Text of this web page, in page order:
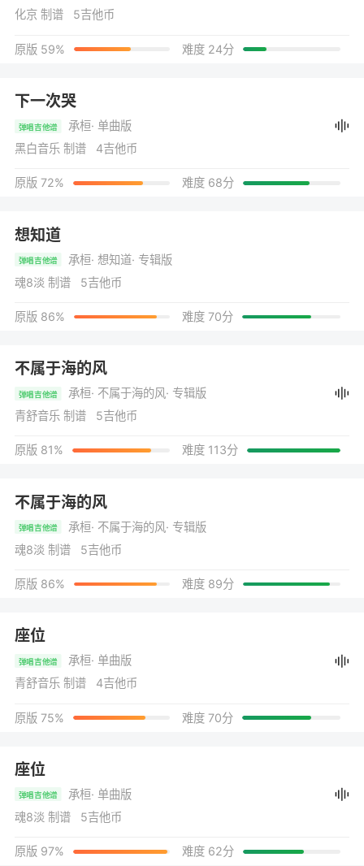
化京 制谱 5吉他币
原版 59% 难度 24分
下一次哭
弹唱吉他谱 承桓· 单曲版
黑白音乐 制谱 4吉他币
原版 72% 难度 68分
想知道
弹唱吉他谱 承桓· 想知道· 专辑版
魂8淡 制谱 5吉他币
原版 86% 难度 70分
不属于海的风
弹唱吉他谱 承桓· 不属于海的风 · 专辑版
青舒音乐 制谱 5吉他币
原版 81% 难度 113分
不属于海的风
弹唱吉他谱 承桓· 不属于海的风 · 专辑版
魂8淡 制谱 5吉他币
原版 86% 难度 89分
座位
弹唱吉他谱 承桓· 单曲版
青舒音乐 制谱 4吉他币
原版 75% 难度 70分
座位
弹唱吉他谱 承桓· 单曲版
魂8淡 制谱 5吉他币
原版 97% 难度 62分